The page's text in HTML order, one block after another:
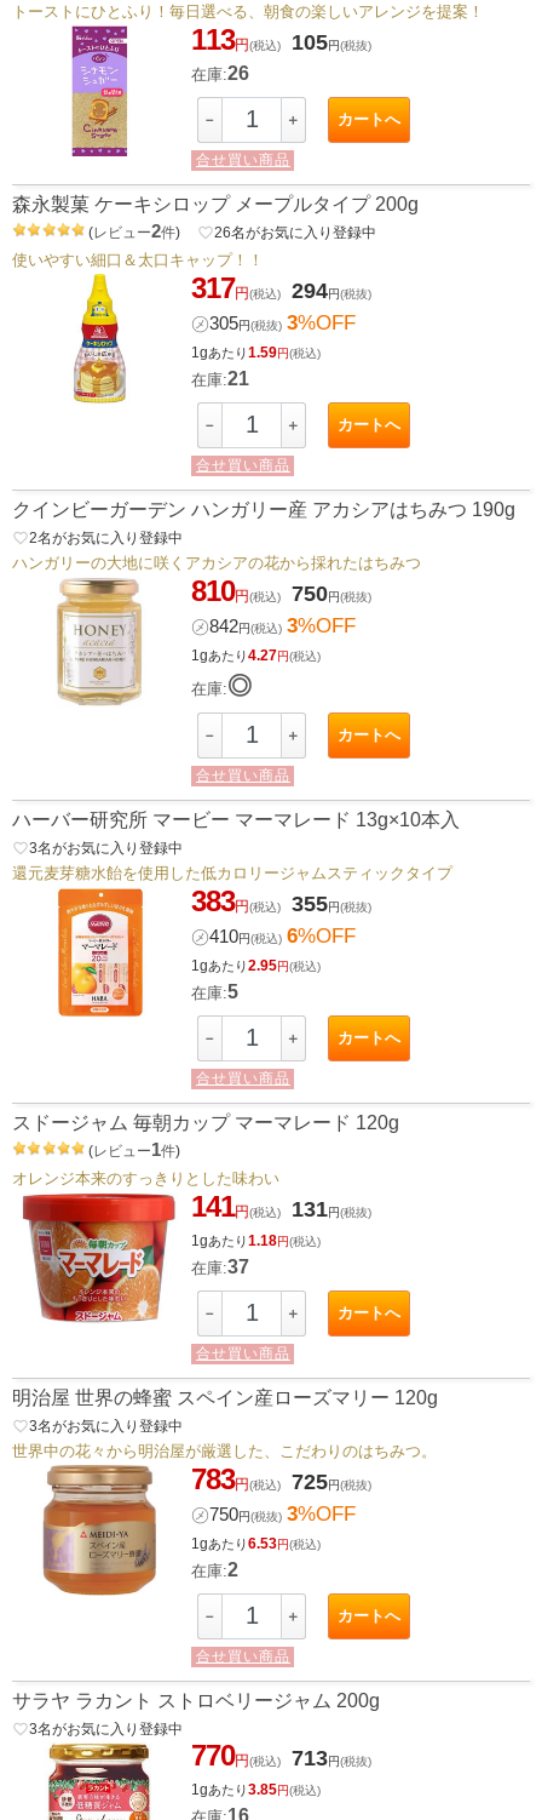
トーストにひとふり！毎日選べる、朝食の楽しいアレンジを提案！
113円(税込) 105円(税抜)
在庫:26
－ ＋ カートへ
合せ買い商品
森永製菓 ケーキシロップ メープルタイプ 200g
(レビュー2件) favorite_border26名がお気に入り登録中
使いやすい細口＆太口キャップ！！
317円(税込) 294円(税抜)
㋱305円(税抜) 3%OFF
1gあたり1.59円(税込)
在庫:21
－ ＋ カートへ
合せ買い商品
クインビーガーデン ハンガリー産 アカシアはちみつ 190g
favorite_border2名がお気に入り登録中
ハンガリーの大地に咲くアカシアの花から採れたはちみつ
810円(税込) 750円(税抜)
㋱842円(税込) 3%OFF
1gあたり4.27円(税込)
在庫:◎
－ ＋ カートへ
合せ買い商品
ハーバー研究所 マービー マーマレード 13g×10本入
favorite_border3名がお気に入り登録中
還元麦芽糖水飴を使用した低カロリージャムスティックタイプ
383円(税込) 355円(税抜)
㋱410円(税込) 6%OFF
1gあたり2.95円(税込)
在庫:5
－ ＋ カートへ
合せ買い商品
スドージャム 毎朝カップ マーマレード 120g
(レビュー1件)
オレンジ本来のすっきりとした味わい
141円(税込) 131円(税抜)
1gあたり1.18円(税込)
在庫:37
－ ＋ カートへ
合せ買い商品
明治屋 世界の蜂蜜 スペイン産ローズマリー 120g
favorite_border3名がお気に入り登録中
世界中の花々から明治屋が厳選した、こだわりのはちみつ。
783円(税込) 725円(税抜)
㋱750円(税抜) 3%OFF
1gあたり6.53円(税込)
在庫:2
－ ＋ カートへ
合せ買い商品
サラヤ ラカント ストロベリージャム 200g
favorite_border3名がお気に入り登録中
770円(税込) 713円(税抜)
1gあたり3.85円(税込)
16